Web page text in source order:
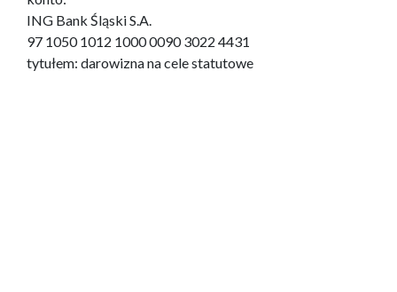
ING Bank Śląski S.A.
97 1050 1012 1000 0090 3022 4431
tytułem: darowizna na cele statutowe